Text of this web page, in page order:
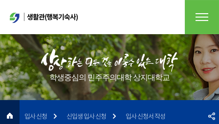
생활관(행복기숙사)
학생중심의 민주주의대학 상지대학교
입사 신청 신입생 입사 신청 입사 신청서 작성